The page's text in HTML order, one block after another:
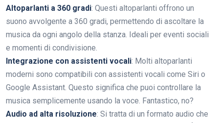
Altoparlanti a 360 gradi: Questi altoparlanti offrono un
suono avvolgente a 360 gradi, permettendo di ascoltare la
musica da ogni angolo della stanza. Ideali per eventi sociali
e momenti di condivisione.
Integrazione con assistenti vocali: Molti altoparlanti
moderni sono compatibili con assistenti vocali come Siri o
Google Assistant. Questo significa che puoi controllare la
musica semplicemente usando la voce. Fantastico, no?
Audio ad alta risoluzione: Si tratta di un formato audio che